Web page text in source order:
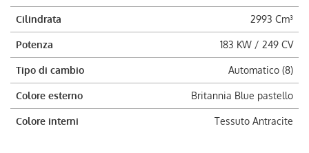
Cilindrata 2993 Cm³
Potenza 183 KW / 249 CV
Tipo di cambio Automatico (8)
Colore esterno Britannia Blue pastello
Colore interni Tessuto Antracite